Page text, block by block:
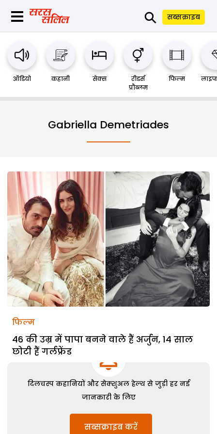
⚲ सब्सक्राइब
ऑडियो कहानी सेक्स
रीडर्स
प्रौब्लम
फिल्म
Gabriella Demetriades
फिल्म
46 की उम्र में पापा बनने वाले हैं अर्जुन, 14 साल
छोटी हैं गर्लफ्रेंड
दिलचस्प कहानियों और सेक्शुअल हेल्थ से जुड़ी हर नई
जानकारी के लिए
सब्सक्राइब करें